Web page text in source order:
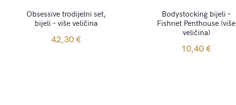
Obsessive trodijelni set,
bijeli – više veličina
42,30€
Bodystocking bijeli –
Fishnet Penthouse (više
veličina)
10,40€